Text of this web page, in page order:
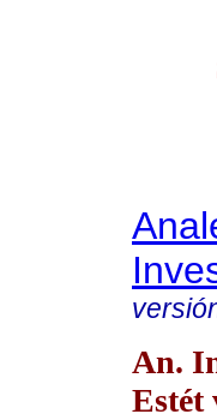
An.
Estét